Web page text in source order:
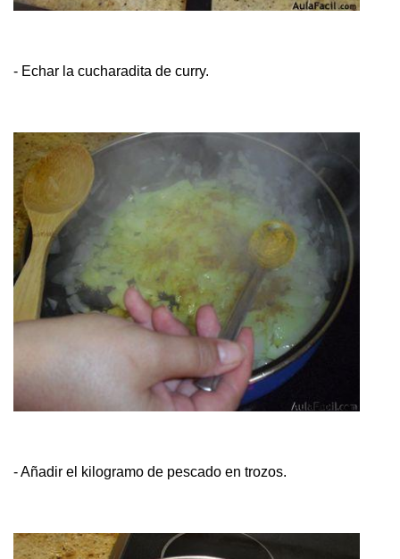
- Echar la cucharadita de curry.
- Añadir el kilogramo de pescado en trozos.